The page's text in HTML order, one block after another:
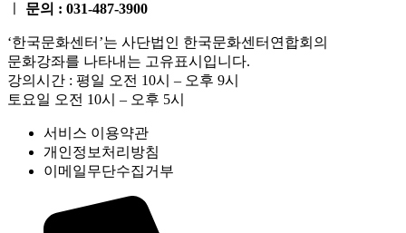
문의 : 031-487-3900
‘한국문화센터’는 사단법인 한국문화센터연합회의
문화강좌를 나타내는 고유표시입니다.
강의시간 : 평일 오전 10시 – 오후 9시
토요일 오전 10시 – 오후 5시
서비스 이용약관
개인정보처리방침
이메일무단수집거부